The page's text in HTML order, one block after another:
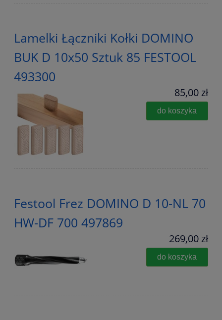
Lamelki Łączniki Kołki DOMINO
BUK D 10x50 Sztuk 85 FESTOOL
493300
85,00 zł
do koszyka
Festool Frez DOMINO D 10-NL 70
HW-DF 700 497869
269,00 zł
do koszyka